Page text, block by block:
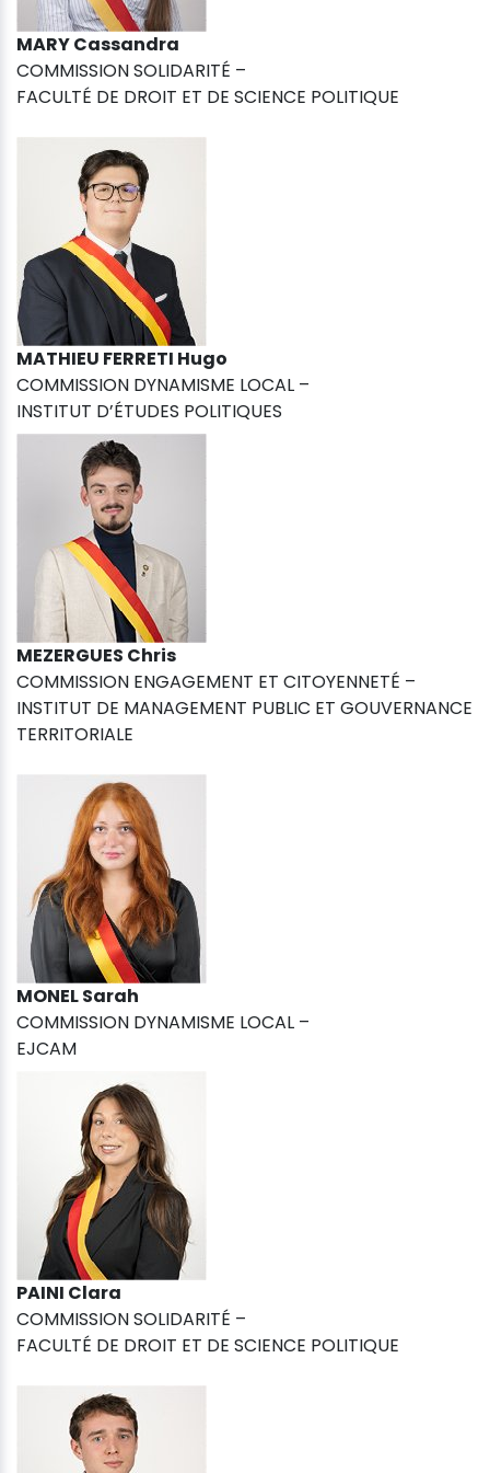
MARY Cassandra
COMMISSION SOLIDARITÉ –
FACULTÉ DE DROIT ET DE SCIENCE POLITIQUE
MATHIEU FERRETI Hugo
COMMISSION DYNAMISME LOCAL –
INSTITUT D’ÉTUDES POLITIQUES
MEZERGUES Chris
COMMISSION ENGAGEMENT ET CITOYENNETÉ –
INSTITUT DE MANAGEMENT PUBLIC ET GOUVERNANCE
TERRITORIALE
MONEL Sarah
COMMISSION DYNAMISME LOCAL –
EJCAM
PAINI Clara
COMMISSION SOLIDARITÉ –
FACULTÉ DE DROIT ET DE SCIENCE POLITIQUE